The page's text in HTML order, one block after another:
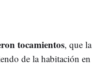
tocamientos, que la
de la habitación en